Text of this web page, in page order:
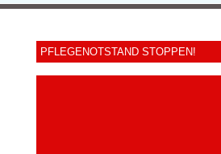
PFLEGENOTSTAND STOPPEN!